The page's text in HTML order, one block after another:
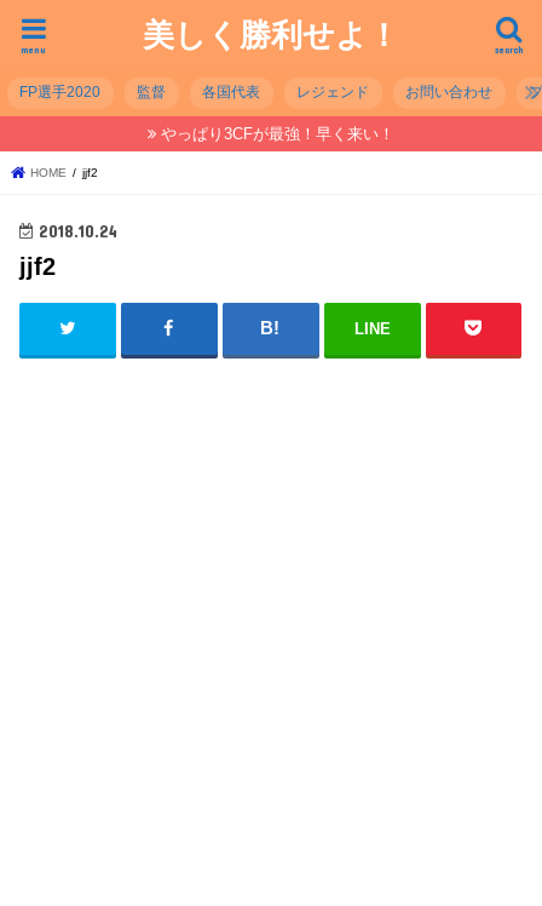
美しく勝利せよ！ search
menu
FP選手2020 監督 各国代表 レジェンド お問い合わせ
やっぱり3CFが最強！早く来い！
HOME jjf2
2018.10.24
jjf2
LINE